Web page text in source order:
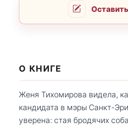
О КНИГЕ
Женя Тихомирова видела,
кандидата в мэры Санкт-
уверена: стая бродячих